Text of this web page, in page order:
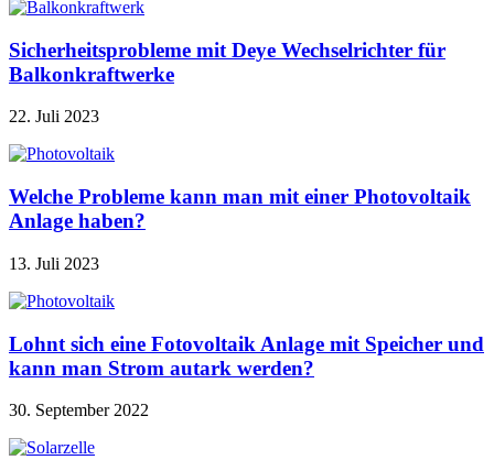
Sicherheitsprobleme mit Deye Wechselrichter für
Balkonkraftwerke
22. Juli 2023
Welche Probleme kann man mit einer Photovoltaik
Anlage haben?
13. Juli 2023
Lohnt sich eine Fotovoltaik Anlage mit Speicher und
kann man Strom autark werden?
30. September 2022